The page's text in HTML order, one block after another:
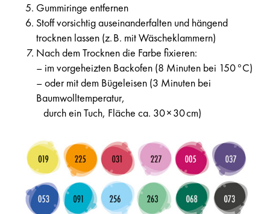
Gummiringe entfernen
Stoff vorsichtig auseinanderfalten und hängend
trocknen lassen (z. B. mit Wäscheklammern)
Nach dem Trocknen die Farbe fixieren:
– im vorgeheizten Backofen (8 Minuten bei 150 °C)
– oder mit dem Bügeleisen (3 Minuten bei
Baumwolltemperatur,
durch ein Tuch, Fläche ca. 30 × 30 cm)